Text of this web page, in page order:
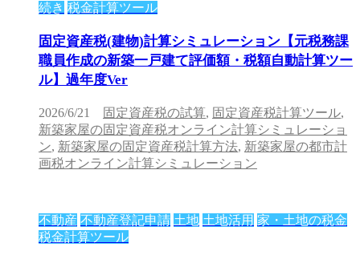
続き 税金計算ツール
固定資産税(建物)計算シミュレーション【元税務課
職員作成の新築一戸建て評価額・税額自動計算ツー
ル】過年度Ver
2026/6/21 固定資産税の試算, 固定資産税計算ツール,
新築家屋の固定資産税オンライン計算シミュレーショ
ン, 新築家屋の固定資産税計算方法, 新築家屋の都市計
画税オンライン計算シミュレーション
不動産 不動産登記申請 土地 土地活用 家・土地の税金
税金計算ツール